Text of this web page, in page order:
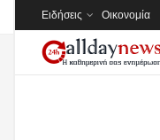
Ειδήσεις Οικονομία